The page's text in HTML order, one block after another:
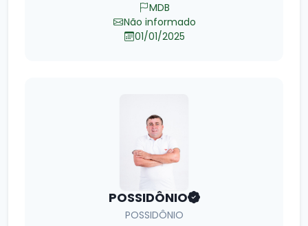
MDB
Não informado
01/01/2025
POSSIDÔNIO
POSSIDÔNIO